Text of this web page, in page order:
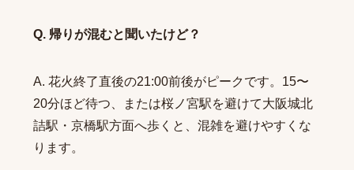
Q. 帰りが混むと聞いたけど？
A. 花火終了直後の21:00前後がピークです。15〜
20分ほど待つ、または桜ノ宮駅を避けて大阪城北
詰駅・京橋駅方面へ歩くと、混雑を避けやすくな
ります。